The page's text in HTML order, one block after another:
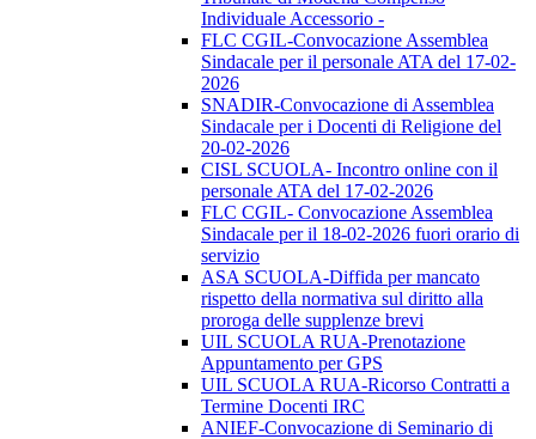
Individuale Accessorio -
FLC CGIL-Convocazione Assemblea
Sindacale per il personale ATA del 17-02-
2026
SNADIR-Convocazione di Assemblea
Sindacale per i Docenti di Religione del
20-02-2026
CISL SCUOLA- Incontro online con il
personale ATA del 17-02-2026
FLC CGIL- Convocazione Assemblea
Sindacale per il 18-02-2026 fuori orario di
servizio
ASA SCUOLA-Diffida per mancato
rispetto della normativa sul diritto alla
proroga delle supplenze brevi
UIL SCUOLA RUA-Prenotazione
Appuntamento per GPS
UIL SCUOLA RUA-Ricorso Contratti a
Termine Docenti IRC
ANIEF-Convocazione di Seminario di